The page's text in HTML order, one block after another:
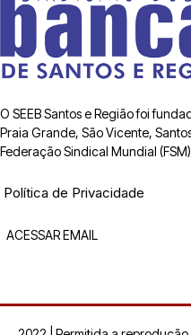
O SEEB Santos e Região foi
Praia Grande, São Vicente,
Federação Sindical Mundial
Política de Privacidade
ACESSAR EMAIL